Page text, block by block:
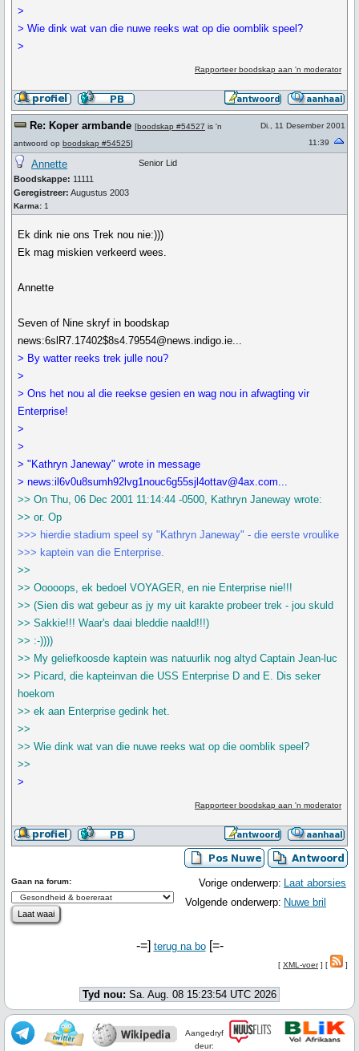
>
> Wie dink wat van die nuwe reeks wat op die oomblik speel?
>
Rapporteer boodskap aan 'n moderator
Re: Koper armbande [boodskap #54527 is 'n
antwoord op boodskap #54525]
Di., 11 Desember 2001
11:39
Annette
Boodskappe: 11111
Geregistreer: Augustus 2003
Karma: 1
Senior Lid
Ek dink nie ons Trek nou nie:)))
Ek mag miskien verkeerd wees.
Annette
Seven of Nine skryf in boodskap
news:6slR7.17402$8s4.79554@news.indigo.ie...
> By watter reeks trek julle nou?
>
> Ons het nou al die reekse gesien en wag nou in afwagting vir
Enterprise!
>
>
> "Kathryn Janeway" wrote in message
> news:il6v0u8sumh92lvg1nouc6g55sjl4ottav@4ax.com...
>> On Thu, 06 Dec 2001 11:14:44 -0500, Kathryn Janeway wrote:
>> or. Op
>>> hierdie stadium speel sy "Kathryn Janeway" - die eerste vroulike
>>> kaptein van die Enterprise.
>>
>> Ooooops, ek bedoel VOYAGER, en nie Enterprise nie!!!
>> (Sien dis wat gebeur as jy my uit karakte probeer trek - jou skuld
>> Sakkie!!! Waar's daai bleddie naald!!!)
>> :-))))
>> My geliefkoosde kaptein was natuurlik nog altyd Captain Jean-luc
>> Picard, die kapteinvan die USS Enterprise D and E. Dis seker
hoekom
>> ek aan Enterprise gedink het.
>>
>> Wie dink wat van die nuwe reeks wat op die oomblik speel?
>>
>
Rapporteer boodskap aan 'n moderator
Vorige onderwerp: Laat aborsies
Volgende onderwerp: Nuwe bril
Gaan na forum:
-=] terug na bo[=-
[ XML-voer] [ ]
Tyd nou: Sa. Aug. 08 15:23:54 UTC 2026
Aangedryf
deur: